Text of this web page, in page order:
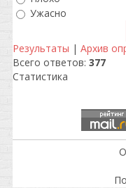
Ужасно
Результаты | Архив
Всего ответов: 377
Статистика